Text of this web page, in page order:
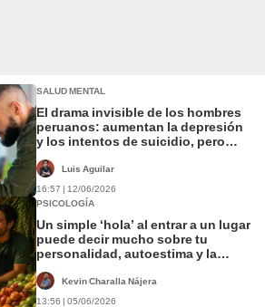
SALUD MENTAL
El drama invisible de los hombres
peruanos: aumentan la depresión
y los intentos de suicidio, pero
Luis Aguilar
16:57 | 12/06/2026
PSICOLOGÍA
Un simple ‘hola’ al entrar a un lugar
puede decir mucho sobre tu
personalidad, autoestima y la
demás, según la psicología
Kevin Charalla Nájera
13:56 | 05/06/2026